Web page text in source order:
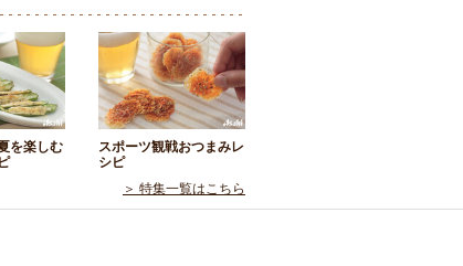
を楽しむ
スポーツ観戦おつまみレ
シピ
＞ 特集一覧はこちら